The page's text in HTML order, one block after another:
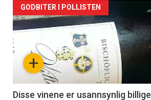
Forsiden
akkurat
nå
3
+
GODBITER I POLLISTEN
Disse vinene er usannsynlig billige